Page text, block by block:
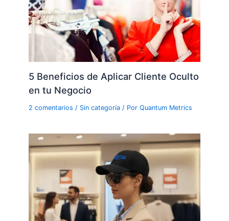
5 Beneficios de Aplicar Cliente Oculto
en tu Negocio
2 comentarios / Sin categoría / PorQuantum Metrics